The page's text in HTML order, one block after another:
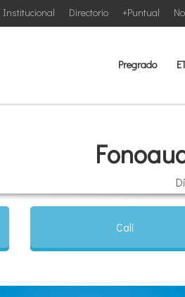
+Puntual
Directorio
Institucional
Pregrado
Cali